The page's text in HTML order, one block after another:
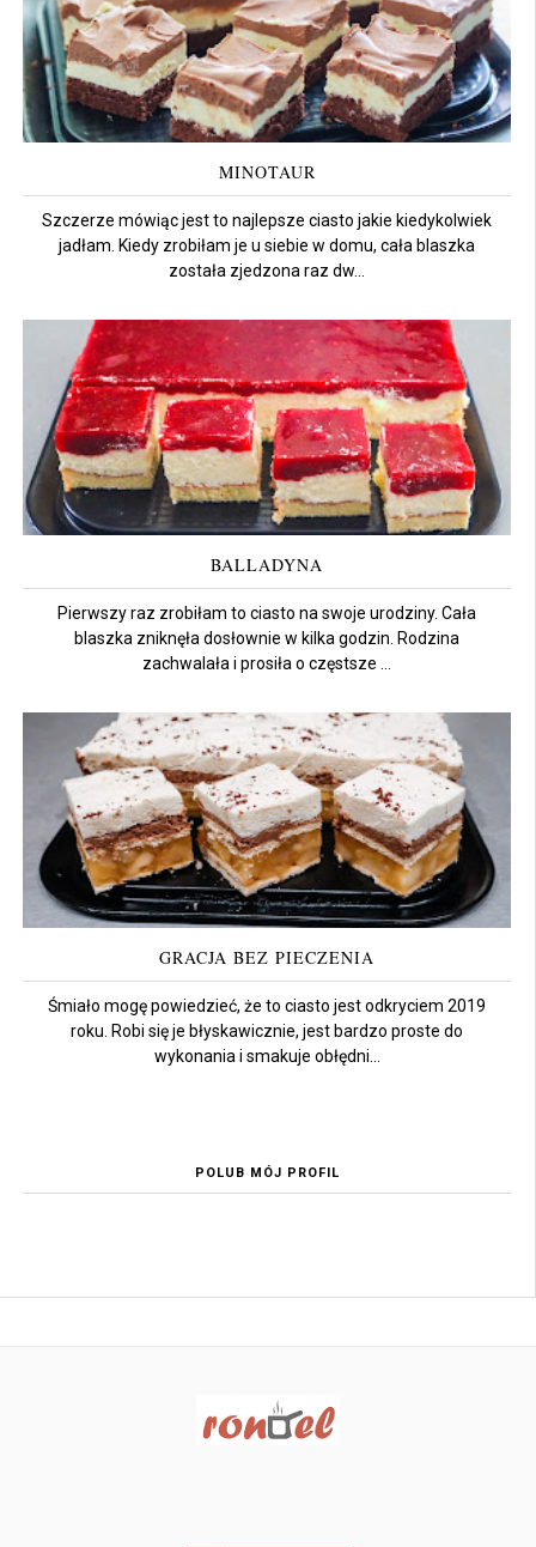
MINOTAUR
Szczerze mówiąc jest to najlepsze ciasto jakie kiedykolwiek
jadłam. Kiedy zrobiłam je u siebie w domu, cała blaszka
została zjedzona raz dw...
BALLADYNA
Pierwszy raz zrobiłam to ciasto na swoje urodziny. Cała
blaszka zniknęła dosłownie w kilka godzin. Rodzina
zachwalała i prosiła o częstsze ...
GRACJA BEZ PIECZENIA
Śmiało mogę powiedzieć, że to ciasto jest odkryciem 2019
roku. Robi się je błyskawicznie, jest bardzo proste do
wykonania i smakuje obłędni...
POLUB MÓJ PROFIL